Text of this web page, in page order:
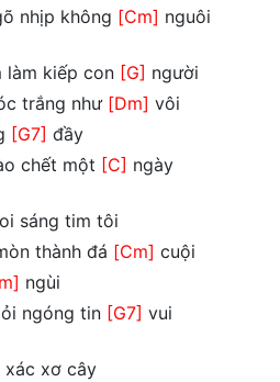
nhịp không [Cm] nguôi
làm kiếp con [G] người
trắng như [Dm] vôi
[G7] đầy
chết một [C] ngày
sáng tim tôi
thành đá [Cm] cuội
ngùi
ngóng tin [G7] vui
xác xơ cây